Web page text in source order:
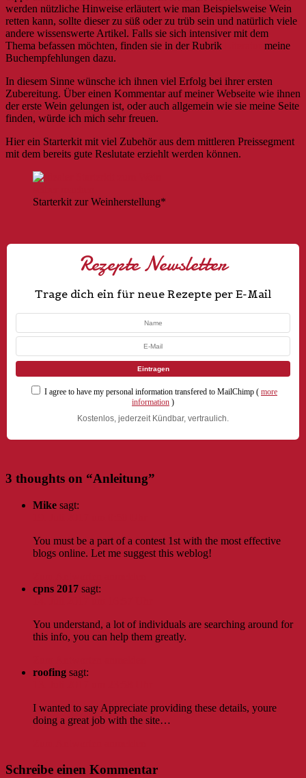
werden nützliche Hinweise erläutert wie man Beispielsweise Wein
retten kann, sollte dieser zu süß oder zu trüb sein und natürlich viele
andere wissenswerte Artikel. Falls sie sich intensiver mit dem
Thema befassen möchten, finden sie in der Rubrik
meine
Buchempfehlungen dazu.
In diesem Sinne wünsche ich ihnen viel Erfolg bei ihrer ersten
Zubereitung. Über einen Kommentar auf meiner Webseite wie ihnen
der erste Wein gelungen ist, oder auch allgemein wie sie meine Seite
finden, würde ich mich sehr freuen.
Hier ein Starterkit mit viel Zubehör aus dem mittleren Preissegment
mit dem bereits gute Reslutate erziehlt werden können.
Starterkit zur Weinherstellung*
Rezepte Newsletter
Trage dich ein für neue Rezepte per E-Mail
I agree to have my personal information transfered to MailChimp ( more
information )
Kostenlos, jederzeit Kündbar, vertraulich.
3 thoughts on “Anleitung”
Mike sagt:
You must be a part of a contest 1st with the most effective
blogs online. Let me suggest this weblog!
cpns 2017 sagt:
You understand, a lot of individuals are searching around for
this info, you can help them greatly.
roofing sagt:
I wanted to say Appreciate providing these details, youre
doing a great job with the site…
Schreibe einen Kommentar